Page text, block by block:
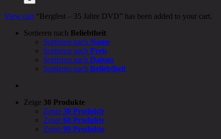
View cart “Bergfest – 35 Jahre DVD” has been added to your cart.
Sortieren nach Beliebtheit
Sortieren nach Name
Sortieren nach Preis
Sortieren nach Datum
Sortieren nach Beliebtheit
Zeige 30 Produkte
Zeige 30 Produkte
Zeige 60 Produkte
Zeige 90 Produkte